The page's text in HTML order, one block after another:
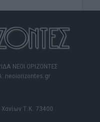
ΝΕΟΙ ΟΡΙΖΟΝΤΕΣ
neoiorizontes.gr
Τ.Κ. 73400